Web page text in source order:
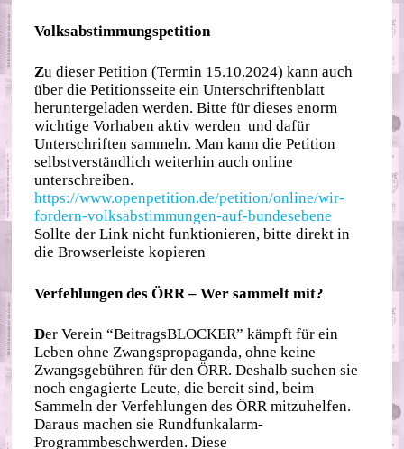
Volksabstimmungspetition
Zu dieser Petition (Termin 15.10.2024) kann auch
über die Petitionsseite ein Unterschriftenblatt
heruntergeladen werden. Bitte für dieses enorm
wichtige Vorhaben aktiv werden und dafür
Unterschriften sammeln. Man kann die Petition
selbstverständlich weiterhin auch online
unterschreiben.
https://www.openpetition.de/petition/online/wir-
fordern-volksabstimmungen-auf-bundesebene
Sollte der Link nicht funktionieren, bitte direkt in
die Browserleiste kopieren
Verfehlungen des ÖRR – Wer sammelt mit?
Der Verein “BeitragsBLOCKER” kämpft für ein
Leben ohne Zwangspropaganda, ohne keine
Zwangsgebühren für den ÖRR. Deshalb suchen sie
noch engagierte Leute, die bereit sind, beim
Sammeln der Verfehlungen des ÖRR mitzuhelfen.
Daraus machen sie Rundfunkalarm-
Programmbeschwerden. Diese